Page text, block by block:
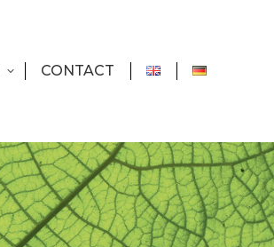
CONTACT